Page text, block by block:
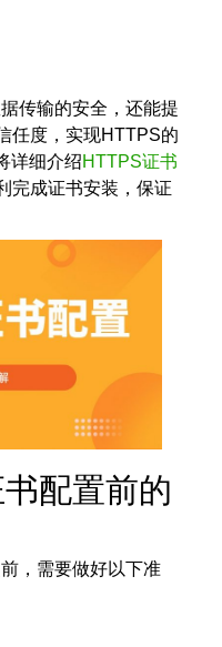
传输的安全，还能提
任度，实现HTTPS的
详细介绍HTTPS证书
完成证书安装，保证
配置前的
，需要做好以下准